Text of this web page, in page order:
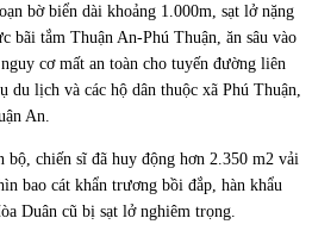
bờ biển dài khoảng 1.000m, sạt lở nặng
bãi tắm Thuận An-Phú Thuận, ăn sâu vào
cơ mất an toàn cho tuyến đường liên
du lịch và các hộ dân thuộc xã Phú Thuận,
An.
bộ, chiến sĩ đã huy động hơn 2.350 m2 vải
bao cát khẩn trương bồi đắp, hàn khẩu
Duân cũ bị sạt lở nghiêm trọng.